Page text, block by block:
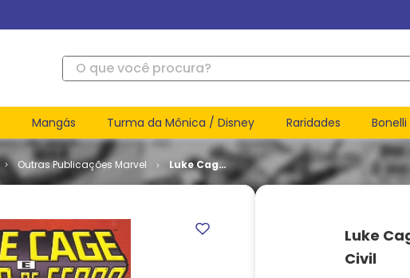
O que você procura?
Mangás Turma da Mônica / Disney Raridades Bonelli
Outras Publicações Marvel
Luke Cage
e Punho de
Luke
Civil